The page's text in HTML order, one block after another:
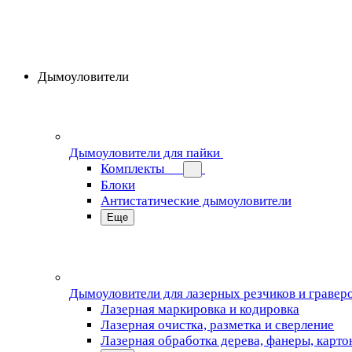
Дымоуловители
Дымоуловители для пайки
Комплекты
Блоки
Антистатические дымоуловители
Еще
Дымоуловители для лазерных резчиков и
Лазерная маркировка и кодировка
Лазерная очистка, разметка и сверление
Лазерная обработка дерева, фанеры,